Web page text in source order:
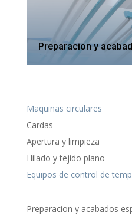
Preparacion y
Maquinas circulares
Cardas
Apertura y limpieza
Hilado y tejido plano
Equipos de control de
Preparacion y acabados